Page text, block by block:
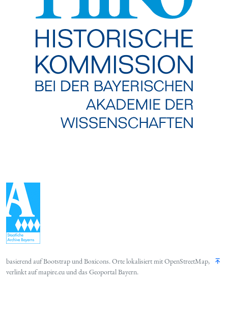
basierend aufBootstrapundBoxicons. Orte lokalisiert mitOpenStreetMap,
verlinkt aufmapire.euund das Geoportal Bayern.